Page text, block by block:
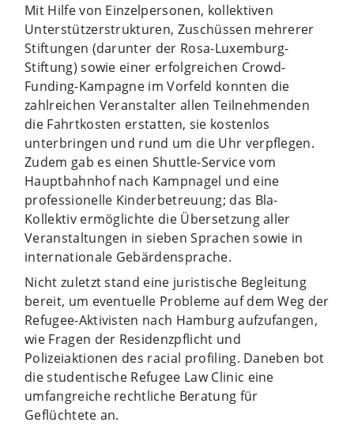
Mit Hilfe von Einzelpersonen, kollektiven
Unterstützerstrukturen, Zuschüssen mehrerer
Stiftungen (darunter der Rosa-Luxemburg-
Stiftung) sowie einer erfolgreichen Crowd-
Funding-Kampagne im Vorfeld konnten die
zahlreichen Veranstalter allen Teilnehmenden
die Fahrtkosten erstatten, sie kostenlos
unterbringen und rund um die Uhr verpflegen.
Zudem gab es einen Shuttle-Service vom
Hauptbahnhof nach Kampnagel und eine
professionelle Kinderbetreuung; das Bla-
Kollektiv ermöglichte die Übersetzung aller
Veranstaltungen in sieben Sprachen sowie in
internationale Gebärdensprache.
Nicht zuletzt stand eine juristische Begleitung
bereit, um eventuelle Probleme auf dem Weg der
Refugee-Aktivisten nach Hamburg aufzufangen,
wie Fragen der Residenzpflicht und
Polizeiaktionen des racial profiling. Daneben bot
die studentische Refugee Law Clinic eine
umfangreiche rechtliche Beratung für
Geflüchtete an.